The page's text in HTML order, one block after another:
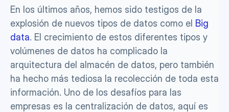
En los últimos años, hemos sido testigos de la
explosión de nuevos tipos de datos como el Big
data. El crecimiento de estos diferentes tipos y
volúmenes de datos ha complicado la
arquitectura del almacén de datos, pero también
ha hecho más tediosa la recolección de toda esta
información. Uno de los desafíos para las
empresas es la centralización de datos, aquí es